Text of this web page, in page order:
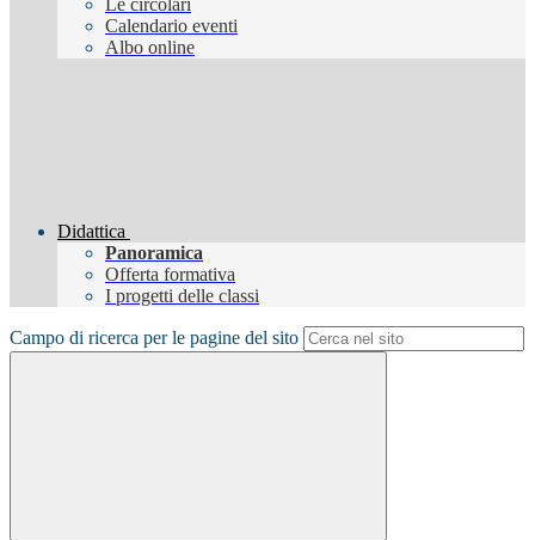
Le circolari
Calendario eventi
Albo online
Didattica
Panoramica
Offerta formativa
I progetti delle classi
Campo di ricerca per le pagine del sito